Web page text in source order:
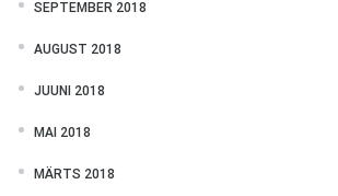
SEPTEMBER 2018
AUGUST 2018
JUUNI 2018
MAI 2018
MÄRTS 2018